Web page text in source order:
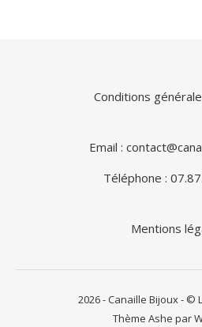
Conditions
Email :
Téléphone :
Mentions
2026 - Canaille Bijoux - ©
Thème Ashe par